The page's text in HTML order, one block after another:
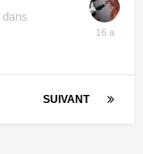
dans
SUIVANT